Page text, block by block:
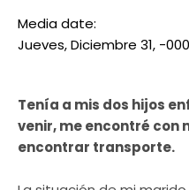
Media date:
Jueves, Diciembre 31, -
Tenía a mis dos hijos
venir, me encontré
encontrar transporte.